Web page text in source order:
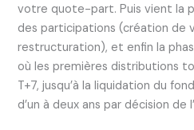
votre quote-part. Puis vient la
des participations (création de
restructuration), et enfin la
où les premières distributions
T+7, jusqu’à la liquidation du
d’un à deux ans par décision de